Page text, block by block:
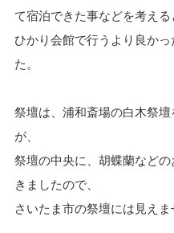
て宿泊できた事などを考える
ひかり会館で行うより良か
た。
祭壇は、浦和斎場の白木祭
が、
祭壇の中央に、胡蝶蘭など
きましたので、
さいたま市の祭壇には見えま